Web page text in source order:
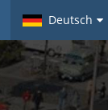
Deutsch